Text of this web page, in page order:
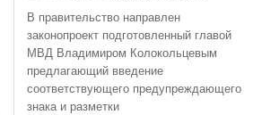
В правительство направлен
законопроект подготовленный главой
МВД Владимиром Колокольцевым
предлагающий введение
соответствующего предупреждающего
знака и разметки